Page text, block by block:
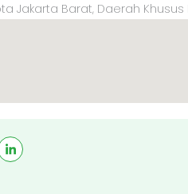
Jakarta Barat, Daerah Khusus